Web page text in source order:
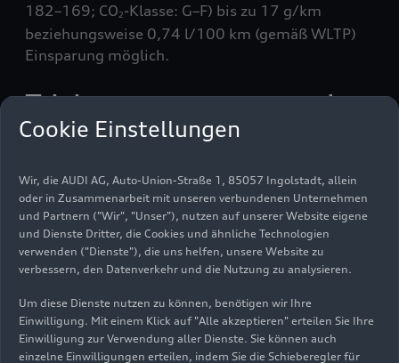
182–169; CO2-Klasse: G–F) bis zu 17 g/km
beziehungsweise 0,74 l/100 km (gemäß WLTP)
Einsparung möglich.
Triebstranggenerator als
zusätzliches
Antriebsmodul
Ein weiterer wesentlicher Pluspunkt: Das MHEV
plus-System steigert die Performance und den
leistungsstarke elektrische Antriebsmodul im
neuen MHEV plus-System ist der
Triebstranggenerator (TSG). Diese Komponente
Cookie Einstellungen
Wir, die AUDI AG, Auto-Union-Straße 1, 85057 Ingolstadt, allein
oder in Zusammenarbeit mit unseren verbundenen Unternehmen
und Partnern ("Wir", "Unser"), nutzen auf unserer Website eigene
und Dienste Dritter, die Cookies und ähnliche Technologien
verwenden ("Dienste"), die uns helfen, unsere Website zu
verbessern, den Datenverkehr und die Nutzung zu analysieren.
Um diese Dienste nutzen zu können, benötigen wir Ihre
Einwilligung. Mit einem Klick auf "Alle akzeptieren" erteilen Sie Ihre
Einwilligung zur Verwendung aller Dienste. Sie können auch
einzelne Einwilligungen erteilen, indem Sie die Schieberegler für